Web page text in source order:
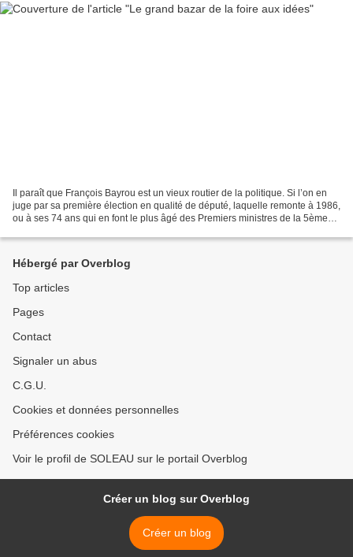
Il paraît que François Bayrou est un vieux routier de la politique. Si l’on en
juge par sa première élection en qualité de député, laquelle remonte à 1986,
ou à ses 74 ans qui en font le plus âgé des Premiers ministres de la 5ème
Hébergé par Overblog
Top articles
Pages
Contact
Signaler un abus
C.G.U.
Cookies et données personnelles
Préférences cookies
Voir le profil de SOLEAU sur le portail Overblog
Créer un blog sur Overblog
Créer un blog